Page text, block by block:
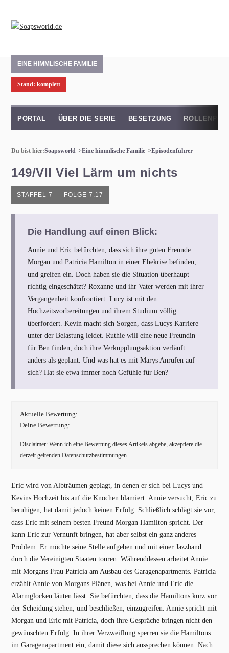
EINE HIMMLISCHE FAMILIE
Stand: komplett
PORTAL ÜBER DIE SERIE BESETZUNG
Du bist hier:Soapsworld Eine himmlische Familie Episodenführer
149/VII Viel Lärm um nichts
STAFFEL 7 FOLGE 7.17
Die Handlung auf einen Blick:
Annie und Eric befürchten, dass sich ihre guten Freunde
Morgan und Patricia Hamilton in einer Ehekrise befinden,
und greifen ein. Doch haben sie die Situation überhaupt
richtig eingeschätzt? Roxanne und ihr Vater werden mit ihrer
Vergangenheit konfrontiert. Lucy ist mit den
Hochzeitsvorbereitungen und ihrem Studium völlig
überfordert. Kevin macht sich Sorgen, dass Lucys Karriere
unter der Belastung leidet. Ruthie will eine neue Freundin
für Ben finden, doch ihre Verkupplungsaktion verläuft
anders als geplant. Und was hat es mit Marys Anrufen auf
sich? Hat sie etwa immer noch Gefühle für Ben?
Aktuelle Bewertung:
Deine Bewertung:
Disclaimer: Wenn ich eine Bewertung dieses Artikels abgebe, akzeptiere die
derzeit geltendenDatenschutzbestimmungen.
Eric wird von Albträumen geplagt, in denen er sich bei Lucys und
Kevins Hochzeit bis auf die Knochen blamiert. Annie versucht, Eric zu
beruhigen, hat damit jedoch keinen Erfolg. Schließlich schlägt sie vor,
dass Eric mit seinem besten Freund Morgan Hamilton spricht. Der
kann Eric zur Vernunft bringen, hat aber selbst ein ganz anderes
Problem: Er möchte seine Stelle aufgeben und mit einer Jazzband
durch die Vereinigten Staaten touren. Währenddessen arbeitet Annie
mit Morgans Frau Patricia am Ausbau des Garagenapartments. Patricia
erzählt Annie von Morgans Plänen, was bei Annie und Eric die
Alarmglocken läuten lässt. Sie befürchten, dass die Hamiltons kurz vor
der Scheidung stehen, und beschließen, einzugreifen. Annie spricht mit
Morgan und Eric mit Patricia, doch ihre Gespräche bringen nicht den
gewünschten Erfolg. In ihrer Verzweiflung sperren sie die Hamiltons
im Garagenapartment ein, damit diese sich aussprechen können. Nach